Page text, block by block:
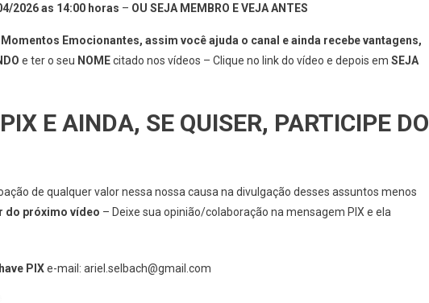
2026 as 14:00 horas – OU SEJA MEMBRO E VEJA ANTES
Momentos Emocionantes, assim você ajuda o canal e ainda recebe vantagens,
e ter o seu NOMEcitado nos vídeos – Clique no link do vídeo e depois em SEJA
E AINDA, SE QUISER, PARTICIPE DO
de qualquer valor nessa nossa causa na divulgação desses assuntos menos
do próximo vídeo – Deixe sua opinião/colaboração na mensagem PIX e ela
PIXe-mail: ariel.selbach@gmail.com